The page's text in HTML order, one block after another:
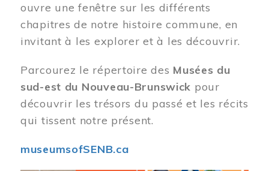
ouvre une fenêtre sur les différents
chapitres de notre histoire commune, en
invitant à les explorer et à les découvrir.
Parcourez le répertoire des Musées du
sud-est du Nouveau-Brunswick pour
découvrir les trésors du passé et les récits
qui tissent notre présent.
museumsofSENB.ca